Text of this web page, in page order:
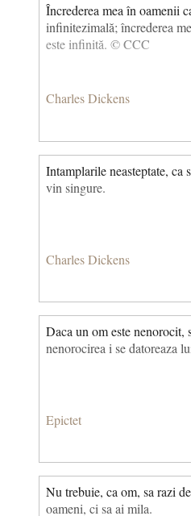
Încrederea mea în oamenii
infinitezimală; încrederea
este infinită. © CCC
Charles Dickens
Intamplarile neasteptate, ca
vin singure.
Charles Dickens
Daca un om este nenorocit,
neno­rocirea i se datoreaza
Epictet
Nu trebuie, ca om, sa razi
oameni, ci sa ai mila.